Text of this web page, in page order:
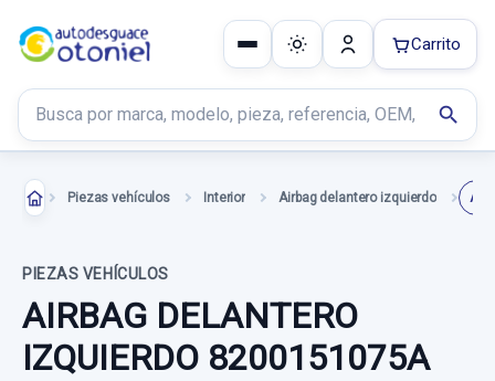
Buscar productos
search
Carrito
Piezas vehículos Interior Airbag delantero izquierdo
PIEZAS VEHÍCULOS
AIRBAG DELANTERO
IZQUIERDO 8200151075A